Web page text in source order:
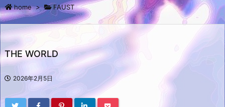
home > FAUST
THE WORLD
2026年2月5日